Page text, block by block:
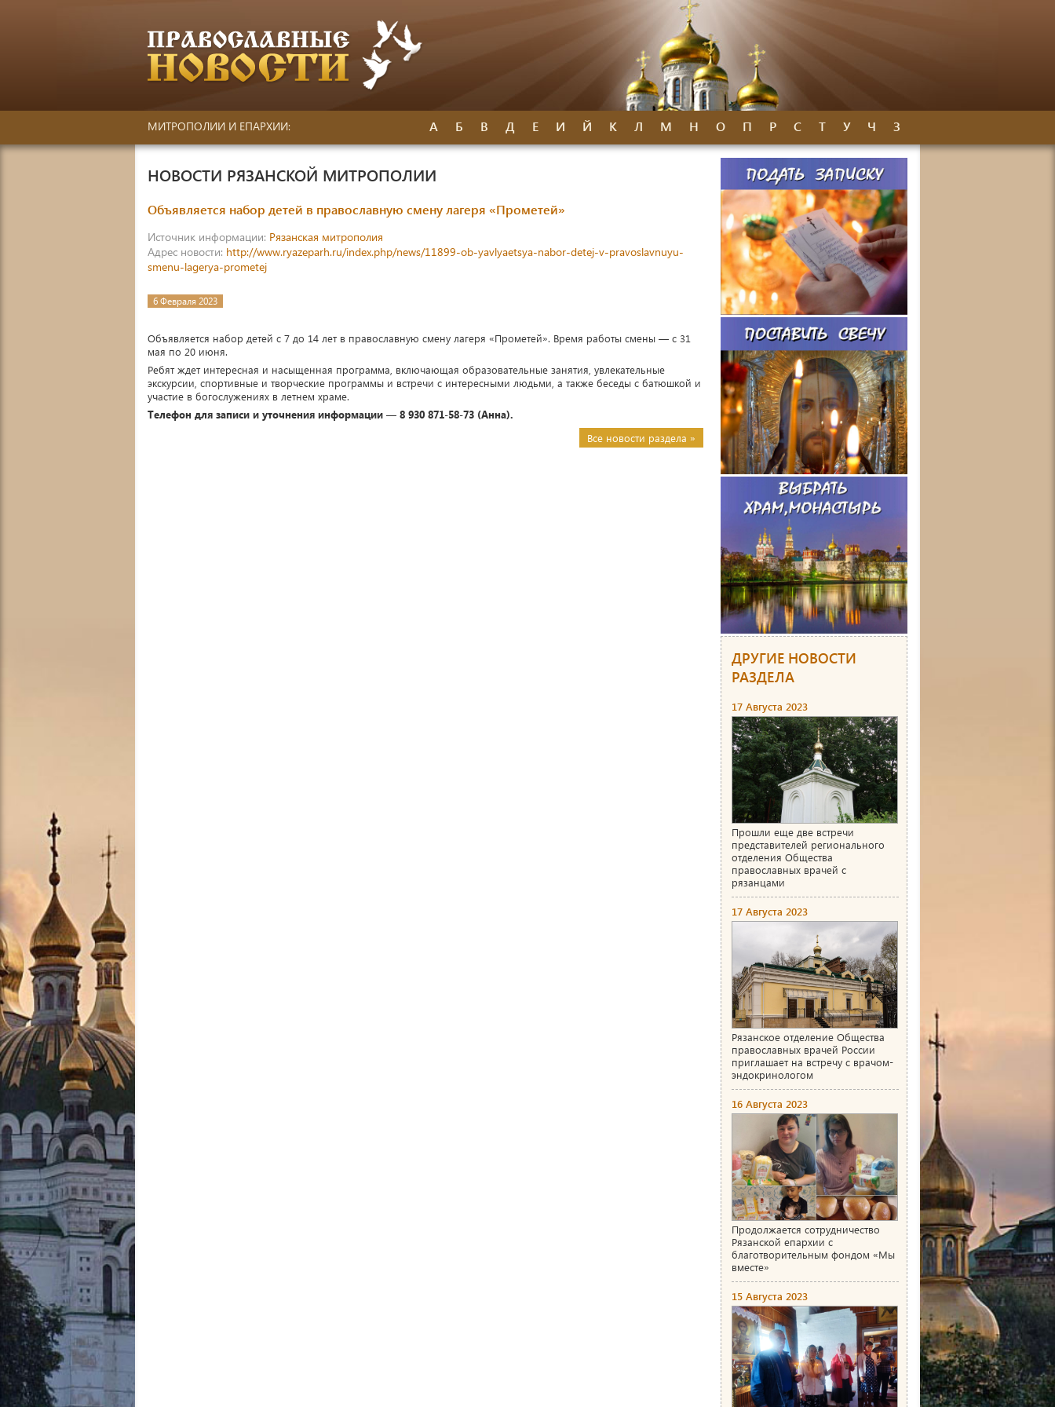
МИТРОПОЛИИ И ЕПАРХИИ: А Б В Д Е И Й К Л М Н О П Р С Т У Ч З
НОВОСТИ РЯЗАНСКОЙ МИТРОПОЛИИ
Объявляется набор детей в православную смену лагеря «Прометей»
Источник информации: Рязанская митрополия
Адрес новости: http://www.ryazeparh.ru/index.php/news/11899-ob-yavlyaetsya-nabor-detej-v-pravoslavnuyu-
smenu-lagerya-prometej
6 Февраля 2023
Объявляется набор детей с 7 до 14 лет в православную смену лагеря «Прометей». Время работы смены — с 31
мая по 20 июня.
Ребят ждет интересная и насыщенная программа, включающая образовательные занятия, увлекательные
экскурсии, спортивные и творческие программы и встречи с интересными людьми, а также беседы с батюшкой и
участие в богослужениях в летнем храме.
Телефон для записи и уточнения информации — 8 930 871-58-73 (Анна).
Все новости раздела »
ДРУГИЕ НОВОСТИ
РАЗДЕЛА
17 Августа 2023
Прошли еще две встречи
представителей регионального
отделения Общества
православных врачей с
рязанцами
17 Августа 2023
Рязанское отделение Общества
православных врачей России
приглашает на встречу с врачом-
эндокринологом
16 Августа 2023
Продолжается сотрудничество
Рязанской епархии с
благотворительным фондом «Мы
вместе»
15 Августа 2023